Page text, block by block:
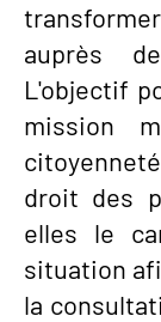
auprès
L'objectif
mission
droit des
elles le
situation
la